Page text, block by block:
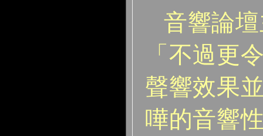
音響論
「不過更
聲響效果
嘩的音響